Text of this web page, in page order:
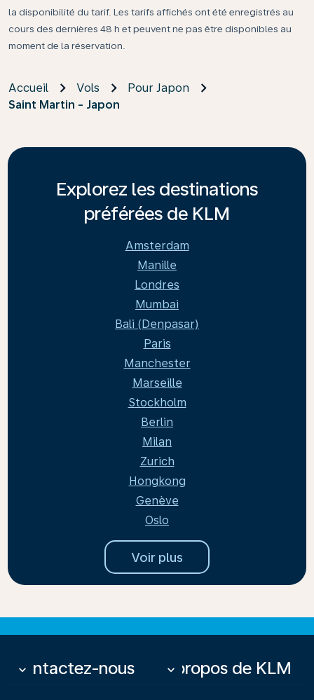
la disponibilité du tarif. Les tarifs affichés ont été enregistrés au
cours des dernières 48 h et peuvent ne pas être disponibles au
moment de la réservation.
Accueil Vols
Pour Japon
Saint Martin - Japon
Explorez les destinations
préférées de KLM
Amsterdam
Manille
Londres
Mumbai
Bali (Denpasar)
Paris
Manchester
Marseille
Stockholm
Berlin
Milan
Zurich
Hongkong
Genève
Oslo
Voir plus
Contactez-nous
keyboard_arrow_down À propos de KLM
keyboard_arrow_down